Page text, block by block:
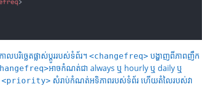
កាលបរិច្ឆេតផ្លាស់ប្តូររបស់ទំព័រ។ <changefreq> បង្ហាញពីភាពញឹក
អាចកំណត់ជា always ឬ hourly ឬ daily ឬ
<priority> សំរាប់កំណត់អទិភាពរបស់ទំព័រ ហើយតំលៃរបស់វា